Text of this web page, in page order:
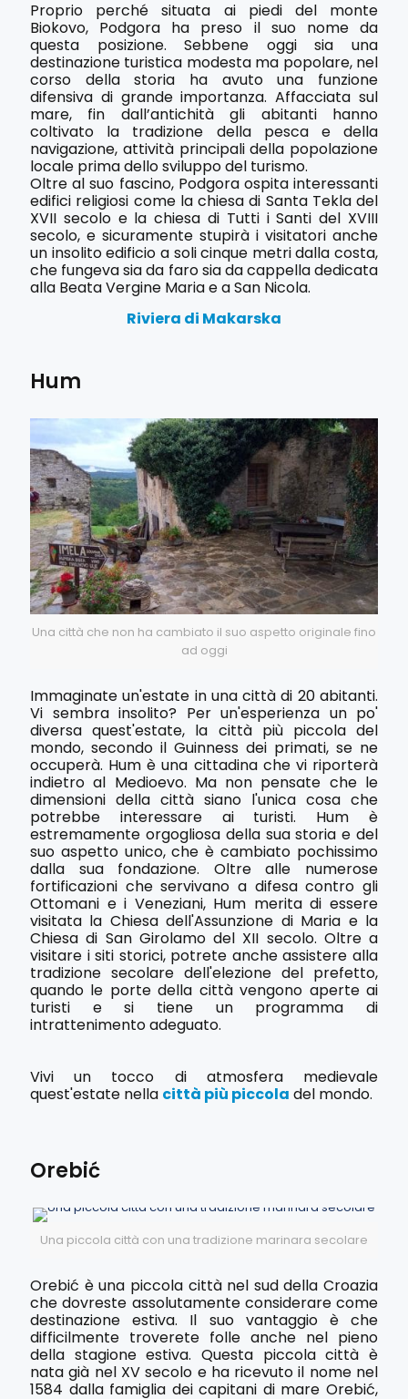
Proprio perché situata ai piedi del monte
Biokovo, Podgora ha preso il suo nome da
questa posizione. Sebbene oggi sia una
destinazione turistica modesta ma popolare, nel
corso della storia ha avuto una funzione
difensiva di grande importanza. Affacciata sul
mare, fin dall’antichità gli abitanti hanno
coltivato la tradizione della pesca e della
navigazione, attività principali della popolazione
locale prima dello sviluppo del turismo.
Oltre al suo fascino, Podgora ospita interessanti
edifici religiosi come la chiesa di Santa Tekla del
XVII secolo e la chiesa di Tutti i Santi del XVIII
secolo, e sicuramente stupirà i visitatori anche
un insolito edificio a soli cinque metri dalla costa,
che fungeva sia da faro sia da cappella dedicata
alla Beata Vergine Maria e a San Nicola.
Riviera di Makarska
Hum
Una città che non ha cambiato il suo aspetto originale fino
ad oggi
Immaginate un'estate in una città di 20 abitanti.
Vi sembra insolito? Per un'esperienza un po'
diversa quest'estate, la città più piccola del
mondo, secondo il Guinness dei primati, se ne
occuperà. Hum è una cittadina che vi riporterà
indietro al Medioevo. Ma non pensate che le
dimensioni della città siano l'unica cosa che
potrebbe interessare ai turisti. Hum è
estremamente orgogliosa della sua storia e del
suo aspetto unico, che è cambiato pochissimo
dalla sua fondazione. Oltre alle numerose
fortificazioni che servivano a difesa contro gli
Ottomani e i Veneziani, Hum merita di essere
visitata la Chiesa dell'Assunzione di Maria e la
Chiesa di San Girolamo del XII secolo. Oltre a
visitare i siti storici, potrete anche assistere alla
tradizione secolare dell'elezione del prefetto,
quando le porte della città vengono aperte ai
turisti e si tiene un programma di
intrattenimento adeguato.
Vivi un tocco di atmosfera medievale
quest'estate nella città più piccola del mondo.
Orebić
Una piccola città con una tradizione marinara secolare
Orebić è una piccola città nel sud della Croazia
che dovreste assolutamente considerare come
destinazione estiva. Il suo vantaggio è che
difficilmente troverete folle anche nel pieno
della stagione estiva. Questa piccola città è
nata già nel XV secolo e ha ricevuto il nome nel
1584 dalla famiglia dei capitani di mare Orebić,